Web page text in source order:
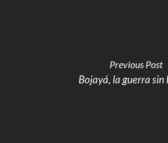
Previous Post
Bojayá, la guerra sin